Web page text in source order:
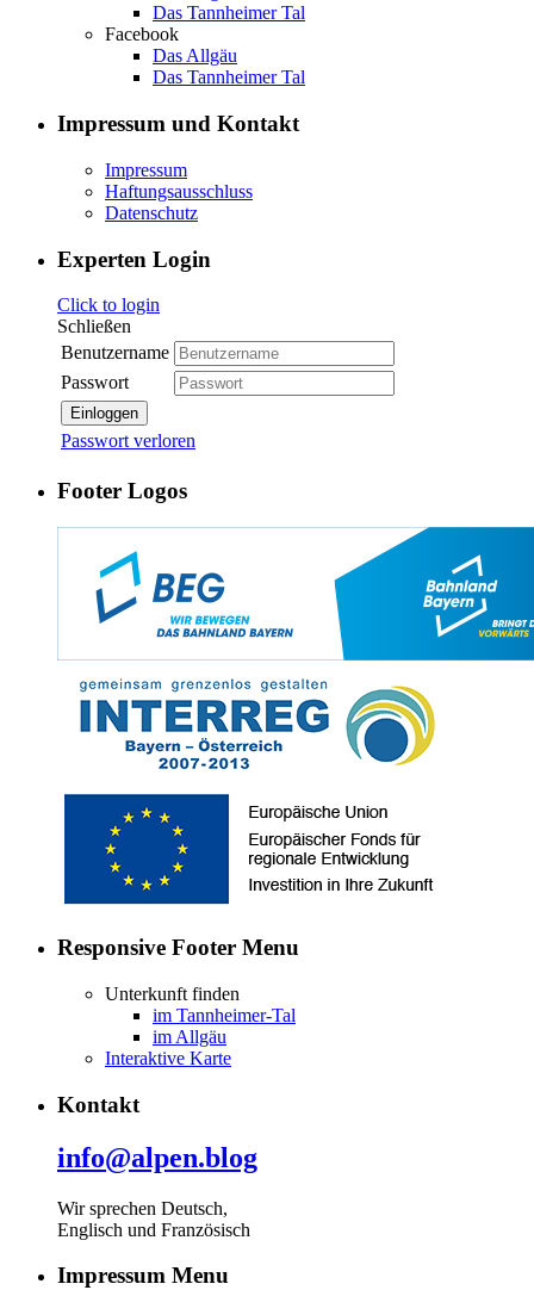
Das Tannheimer Tal
Facebook
Das Allgäu
Das Tannheimer Tal
Impressum und Kontakt
Impressum
Haftungsausschluss
Datenschutz
Experten Login
Click to login
Schließen
Benutzername
Passwort
Einloggen
Passwort verloren
Footer Logos
Responsive Footer Menu
Unterkunft finden
im Tannheimer-Tal
im Allgäu
Interaktive Karte
Kontakt
info@alpen.blog
Wir sprechen Deutsch,
Englisch und Französisch
Impressum Menu